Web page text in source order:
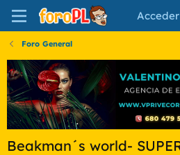
Acceder
Foro General
Beakman´s world-